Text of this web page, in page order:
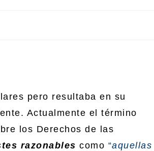
pero resultaba en su
Actualmente el término
los Derechos de las
razonables como “aquellas